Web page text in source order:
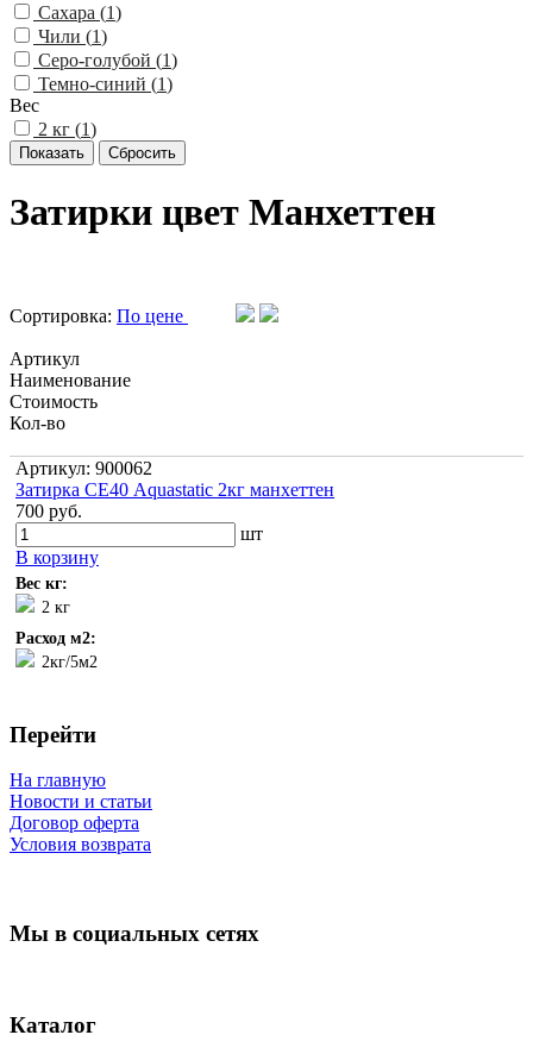
Сахара (1)
Чили (1)
Серо-голубой (1)
Темно-синий (1)
Вес
2 кг (1)
Затирки цвет Манхеттен
Сортировка: По цене
Артикул
Наименование
Стоимость
Кол-во
Артикул: 900062
Затирка СЕ40 Aquastatic 2кг манхеттен
700 руб.
шт
В корзину
Вес кг:
2 кг
Расход м2:
2кг/5м2
Перейти
На главную
Новости и статьи
Договор оферта
Условия возврата
Мы в социальных сетях
Каталог